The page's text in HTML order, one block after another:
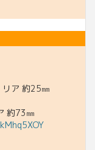
ア 約25㎜
約73㎜